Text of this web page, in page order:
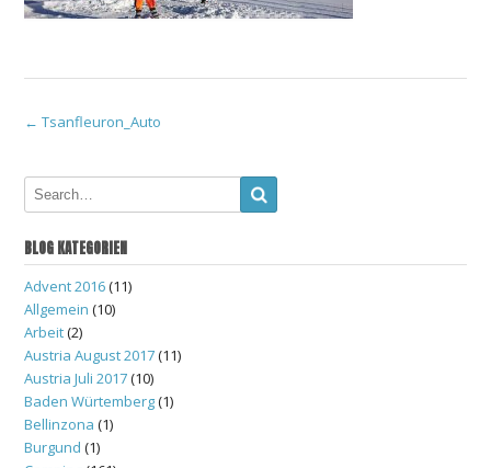
Post
navigation
← Tsanfleuron_Auto
BLOG KATEGORIEN
Advent 2016(11)
Allgemein (10)
Arbeit(2)
Austria August 2017(11)
Austria Juli 2017(10)
Baden Würtemberg(1)
Bellinzona (1)
Burgund (1)